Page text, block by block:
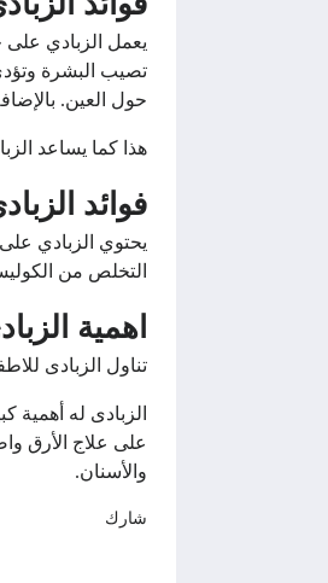
يعمل الزبادي على
تصيب البشرة
حول العين.
هذا كما يساعد
فوائد
يحتوي الزبادي
التخلص من
اهمية
تناول الزبادى للاطفال أمر
الزبادى له
على علاج الأرق
والأسنان.
شارك